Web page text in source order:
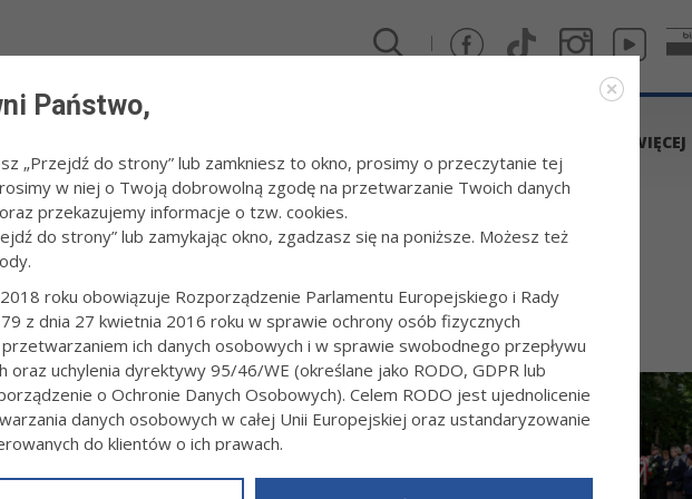
WIĘCEJ
/ Dni Lwowa
fot. Paweł Topolski
Państwo,
„Przejdź do strony” lub zamkniesz to okno, prosimy o przeczytanie tej
w niej o Twoją dobrowolną zgodę na przetwarzanie Twoich danych
przekazujemy informacje o tzw. cookies.
do strony” lub zamykając okno, zgadzasz się na poniższe. Możesz też
roku obowiązuje Rozporządzenie Parlamentu Europejskiego i Rady
z dnia 27 kwietnia 2016 roku w sprawie ochrony osób fizycznych
ich danych osobowych i w sprawie swobodnego przepływu
oraz uchylenia dyrektywy 95/46/WE (określane jako RODO, GDPR lub
o Ochronie Danych Osobowych). Celem RODO jest ujednolicenie
danych osobowych w całej Unii Europejskiej oraz ustandaryzowanie
do klientów o ich prawach.
powyższym, w zakładceRODOna stroniehttps://www.tarnow.pl/Wiecej-